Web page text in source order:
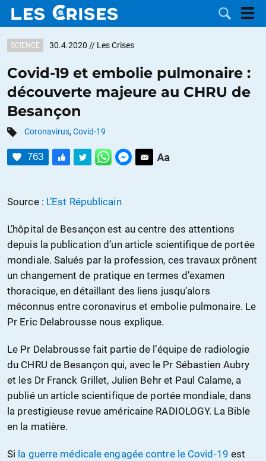
DOSSIERS
CATÉGORIES
MOTS CLÉS
DON
SCIENCE 30.4.2020 // Les Crises
Covid-19 et embolie pulmonaire :
découverte majeure au CHRU de
Besançon
Coronavirus, Covid-19
763
Source : L’Est Républicain
L’hôpital de Besançon est au centre des attentions
depuis la publication d’un article scientifique de portée
mondiale. Salués par la profession, ces travaux prônent
un changement de pratique en termes d’examen
thoracique, en détaillant des liens jusqu’alors
méconnus entre coronavirus et embolie pulmonaire. Le
Pr Eric Delabrousse nous explique.
Le Pr Delabrousse fait partie de l’équipe de radiologie
du CHRU de Besançon qui, avec le Pr Sébastien Aubry
et les Dr Franck Grillet, Julien Behr et Paul Calame, a
publié un article scientifique de portée mondiale, dans
la prestigieuse revue américaine RADIOLOGY. La Bible
en la matière.
Si la guerre médicale engagée contre le Covid-19 est